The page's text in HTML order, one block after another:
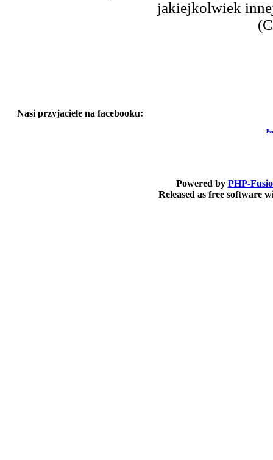
jakiejkolwiek
Nasi przyjaciele na facebooku:
Powered by PHP-
Released as free software